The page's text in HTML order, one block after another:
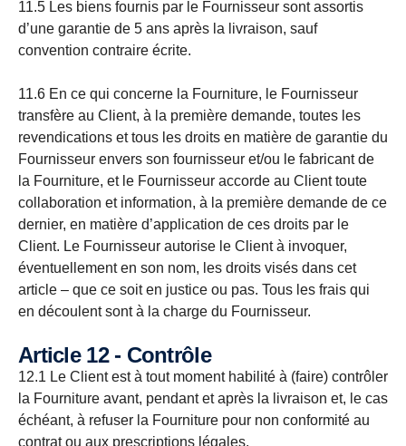
11.5 Les biens fournis par le Fournisseur sont assortis
d’une garantie de 5 ans après la livraison, sauf
convention contraire écrite.
11.6 En ce qui concerne la Fourniture, le Fournisseur
transfère au Client, à la première demande, toutes les
revendications et tous les droits en matière de garantie du
Fournisseur envers son fournisseur et/ou le fabricant de
la Fourniture, et le Fournisseur accorde au Client toute
collaboration et information, à la première demande de ce
dernier, en matière d’application de ces droits par le
Client. Le Fournisseur autorise le Client à invoquer,
éventuellement en son nom, les droits visés dans cet
article – que ce soit en justice ou pas. Tous les frais qui
en découlent sont à la charge du Fournisseur.
Article 12 - Contrôle
12.1 Le Client est à tout moment habilité à (faire) contrôler
la Fourniture avant, pendant et après la livraison et, le cas
échéant, à refuser la Fourniture pour non conformité au
contrat ou aux prescriptions légales.